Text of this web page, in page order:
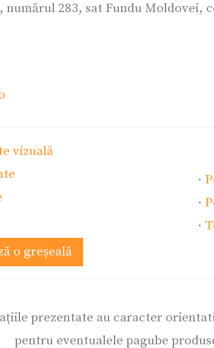
283, sat Fundu Moldovei,
vizuală
o greșeală
·
·
·
prezentate au caracter
pentru eventualele pagube